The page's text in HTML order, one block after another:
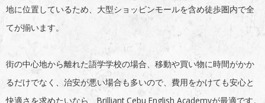
地に位置しているため、大型ショッピンモールを含め徒歩圏内で全
てが揃います。
街の中心地から離れた語学学校の場合、移動や買い物に時間がかか
るだけでなく、治安が悪い場合も多いので、費用をかけても安心と
快適さを求めたいなら、Brilliant Cebu English Academyが最適です。